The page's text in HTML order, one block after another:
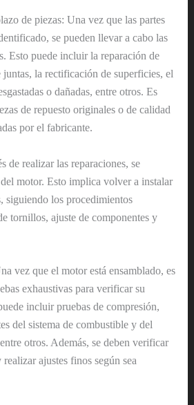
de piezas: Una vez que las partes
se pueden llevar a cabo las
Esto puede incluir la reparación de
la rectificación de superficies, el
o dañadas, entre otros. Es
de repuesto originales o de calidad
por el fabricante.
de realizar las reparaciones, se
motor. Esto implica volver a instalar
siguiendo los procedimientos
tornillos, ajuste de componentes y
vez que el motor está ensamblado, es
exhaustivas para verificar su
incluir pruebas de compresión,
del sistema de combustible y del
otros. Además, se deben verificar
ajustes finos según sea